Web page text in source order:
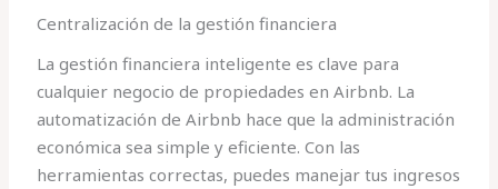
Centralización de la gestión financiera
La gestión financiera inteligente es clave para
cualquier negocio de propiedades en Airbnb. La
automatización de Airbnb hace que la administración
económica sea simple y eficiente. Con las
herramientas correctas, puedes manejar tus ingresos